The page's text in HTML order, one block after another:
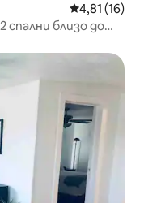
Средна
4,81 (16)
спални близо до